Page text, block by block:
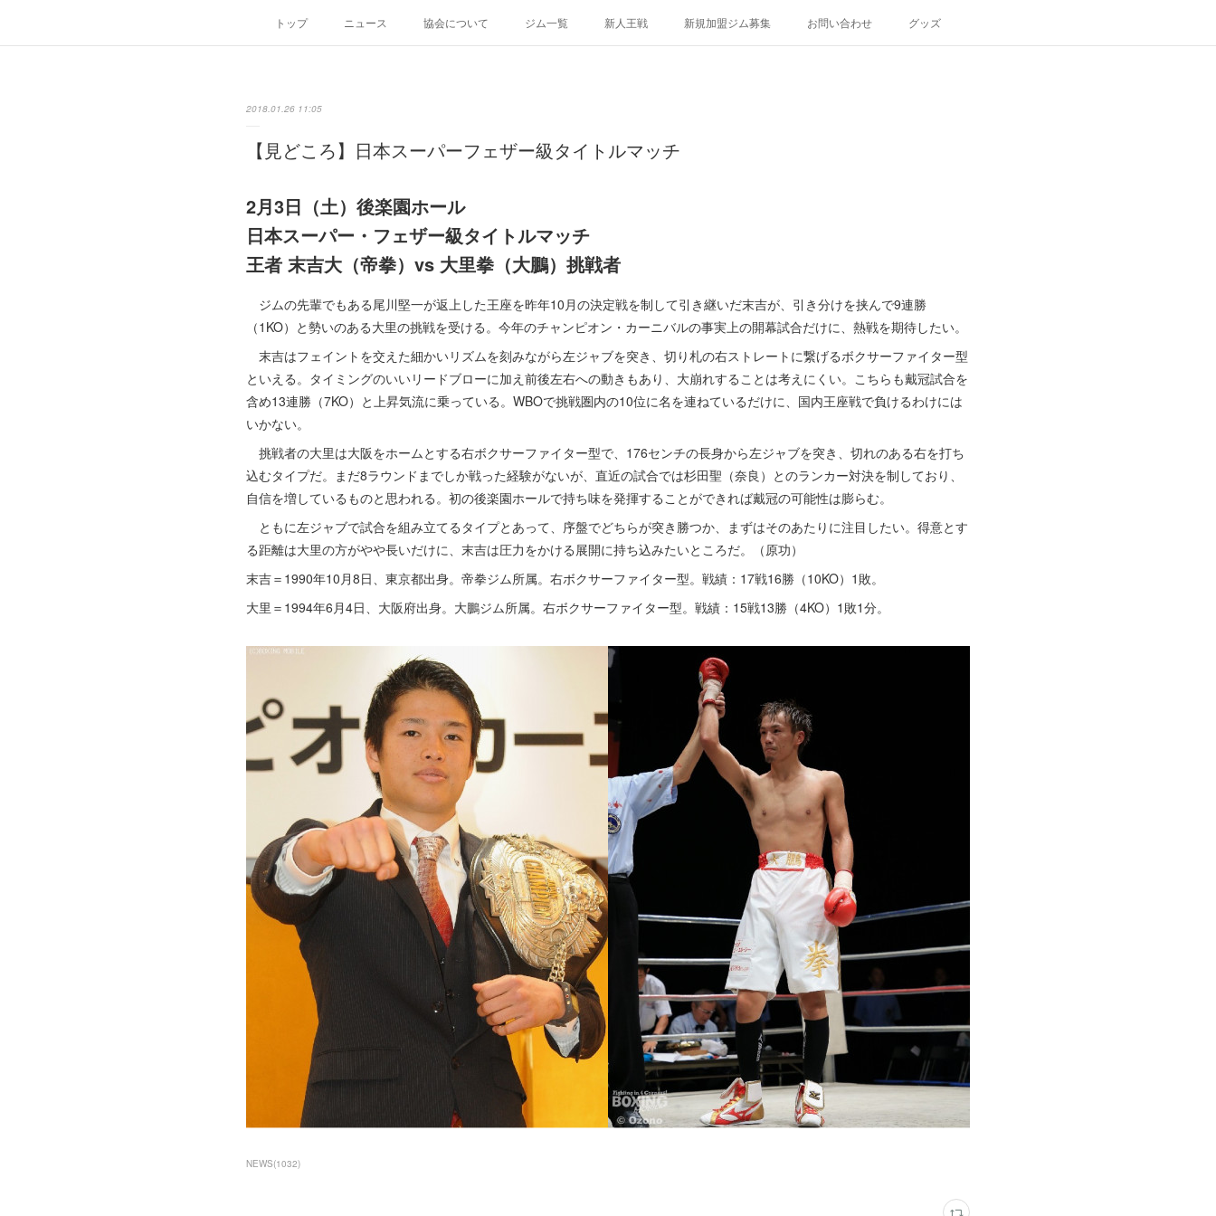
トップ ニュース 協会について ジム一覧 新人王戦 新規加盟ジム募集 お問い合わせ グッズ
2018.01.26 11:05
【見どころ】日本スーパーフェザー級タイトルマッチ
2月3日（土）後楽園ホール
日本スーパー・フェザー級タイトルマッチ
王者 末吉大（帝拳）vs 大里拳（大鵬）挑戦者
ジムの先輩でもある尾川堅一が返上した王座を昨年10月の決定戦を制して引き継いだ末吉が、引き分けを挟んで9連勝
（1KO）と勢いのある大里の挑戦を受ける。今年のチャンピオン・カーニバルの事実上の開幕試合だけに、熱戦を期待したい。
末吉はフェイントを交えた細かいリズムを刻みながら左ジャブを突き、切り札の右ストレートに繋げるボクサーファイター型
といえる。タイミングのいいリードブローに加え前後左右への動きもあり、大崩れすることは考えにくい。こちらも戴冠試合を
含め13連勝（7KO）と上昇気流に乗っている。WBOで挑戦圏内の10位に名を連ねているだけに、国内王座戦で負けるわけには
いかない。
挑戦者の大里は大阪をホームとする右ボクサーファイター型で、176センチの長身から左ジャブを突き、切れのある右を打ち
込むタイプだ。まだ8ラウンドまでしか戦った経験がないが、直近の試合では杉田聖（奈良）とのランカー対決を制しており、
自信を増しているものと思われる。初の後楽園ホールで持ち味を発揮することができれば戴冠の可能性は膨らむ。
ともに左ジャブで試合を組み立てるタイプとあって、序盤でどちらが突き勝つか、まずはそのあたりに注目したい。得意とす
る距離は大里の方がやや長いだけに、末吉は圧力をかける展開に持ち込みたいところだ。（原功）
末吉＝1990年10月8日、東京都出身。帝拳ジム所属。右ボクサーファイター型。戦績：17戦16勝（10KO）1敗。
大里＝1994年6月4日、大阪府出身。大鵬ジム所属。右ボクサーファイター型。戦績：15戦13勝（4KO）1敗1分。
NEWS(1032)